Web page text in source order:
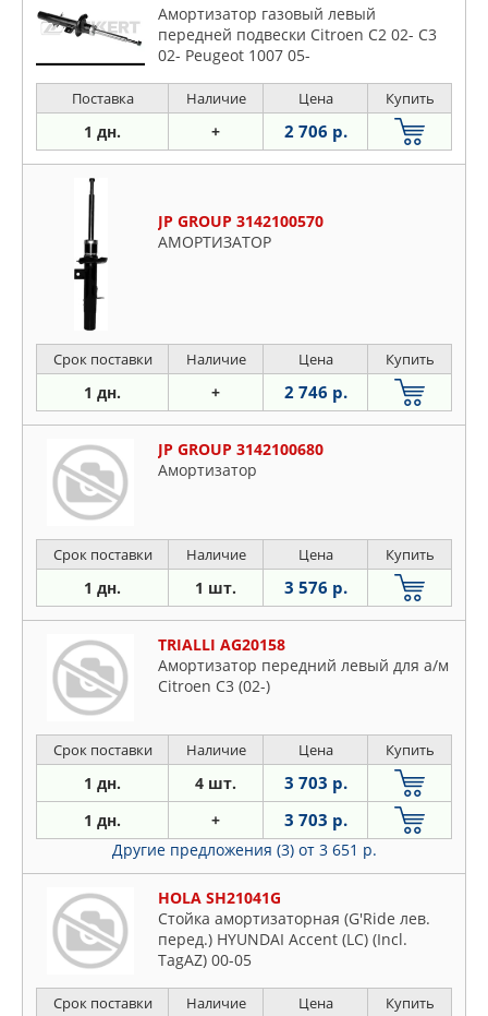
Амортизатор газовый левый
передней подвески Citroen C2 02- C3
02- Peugeot 1007 05-
Поставка Наличие Цена Купить
1 дн. + 2 706 р.
JP GROUP 3142100570
АМОРТИЗАТОР
Срок поставки Наличие Цена Купить
1 дн. + 2 746 р.
JP GROUP 3142100680
Амортизатор
Срок поставки Наличие Цена Купить
1 дн. 1 шт. 3 576 р.
TRIALLI AG20158
Амортизатор передний левый для а/м
Citroen C3 (02-)
Срок поставки Наличие Цена Купить
1 дн. 4 шт. 3 703 р.
1 дн. + 3 703 р.
Другие предложения (3) от 3 651 р.
HOLA SH21041G
Стойка амортизаторная (G'Ride лев.
перед.) HYUNDAI Accent (LC) (Incl.
TagAZ) 00-05
Срок поставки Наличие Цена Купить